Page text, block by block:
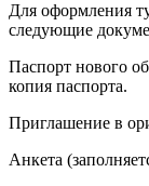
Для оформления
следующие
Паспорт нового
копия паспорта.
Приглашение в
Анкета